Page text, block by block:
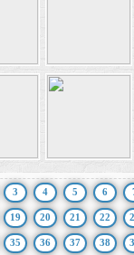
3 4 5 6
19 20 21 22
35 36 37 38